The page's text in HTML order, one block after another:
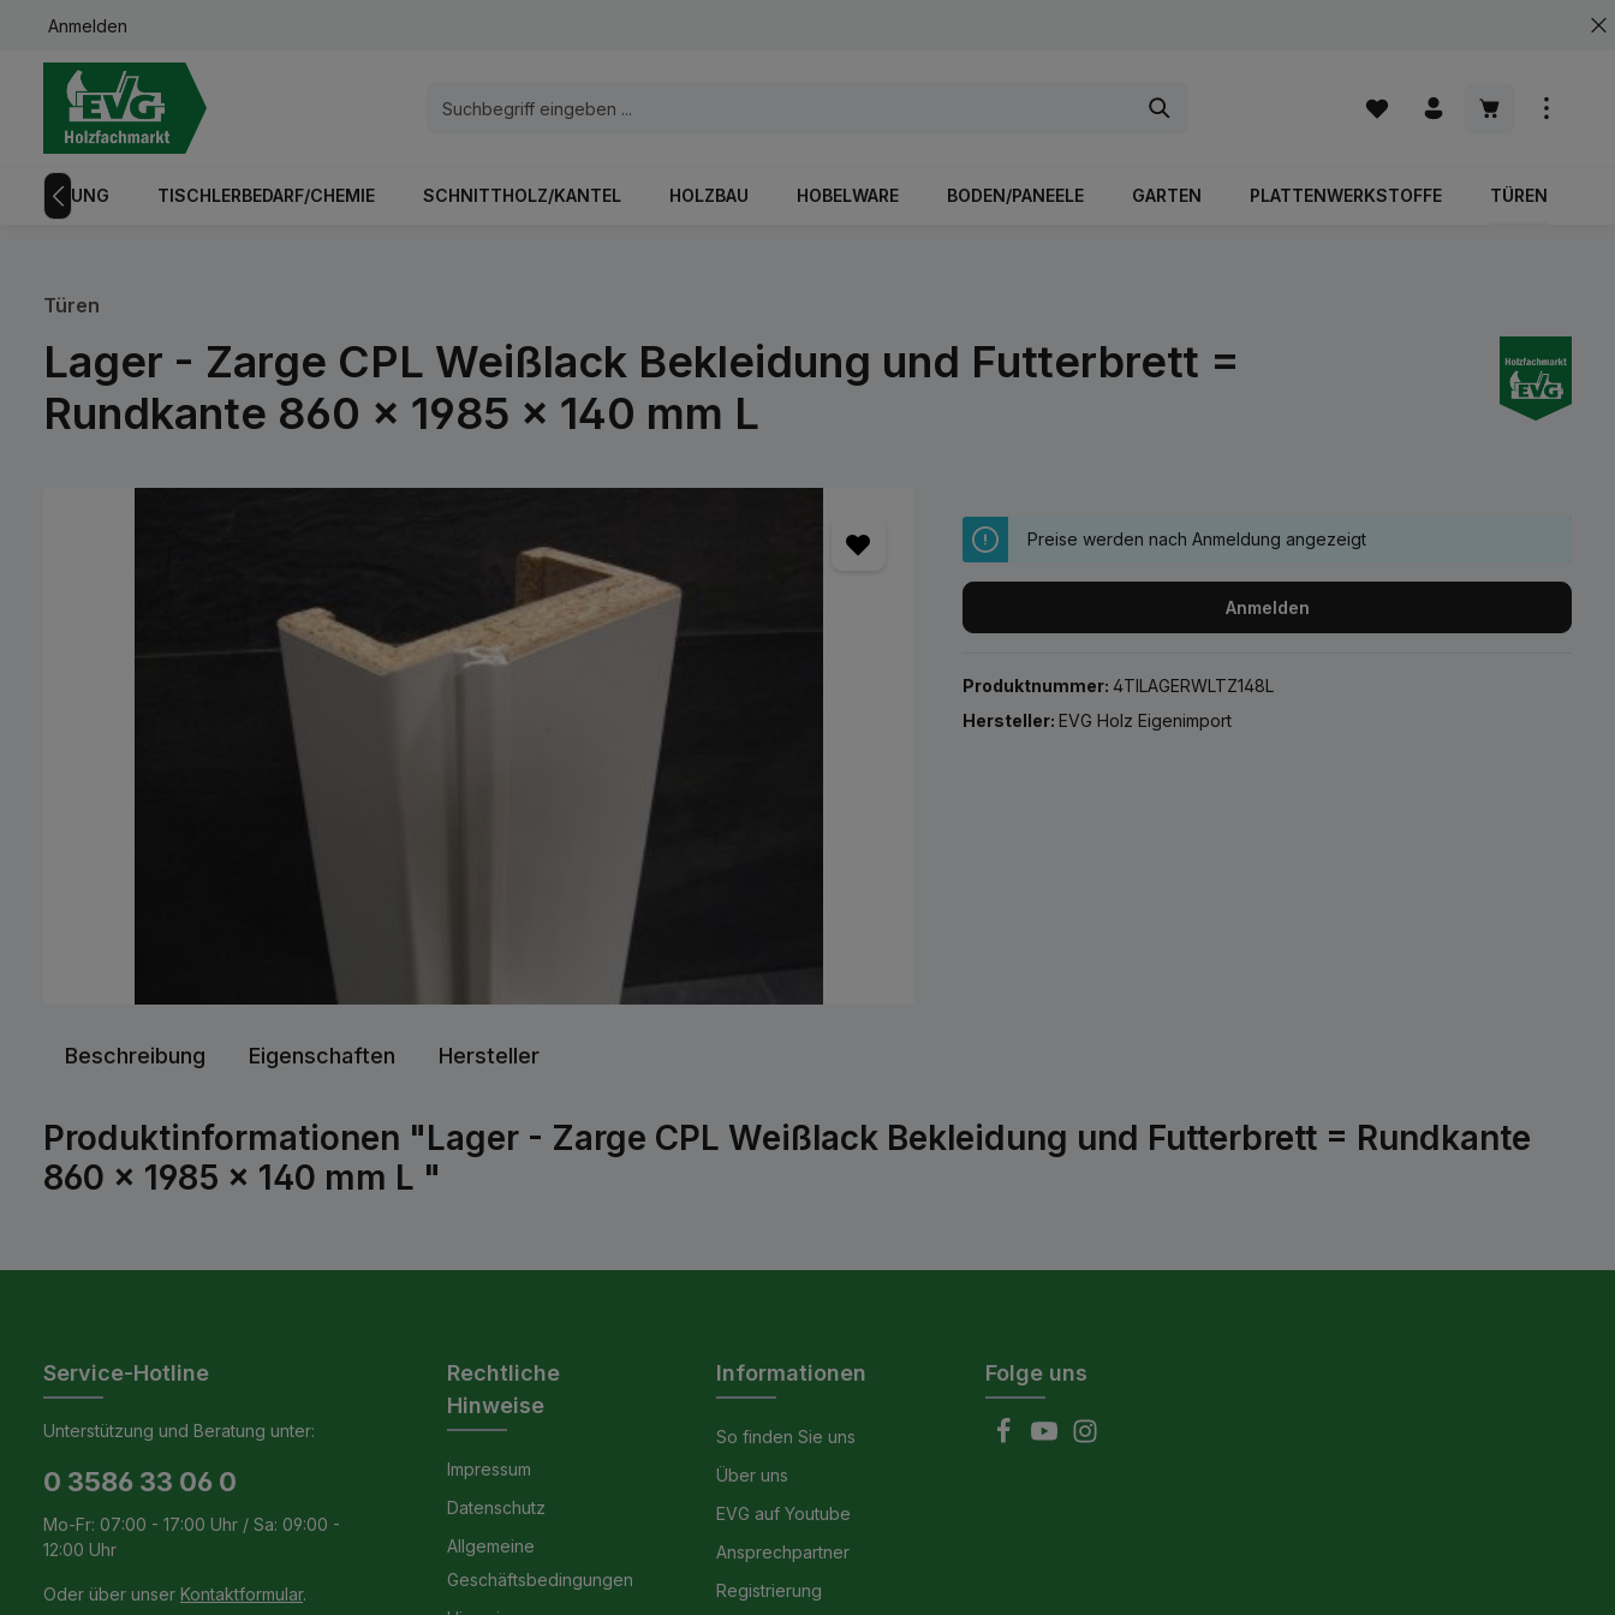
Zur Hauptnavigation springen
Anmelden
Warenkorb
TISCHLERBEDARF/CHEMIE SCHNITTHOLZ/KANTEL HOLZBAU HOBELWARE BODEN/PANEELE GARTEN PLATTENWERKSTOFFE TÜREN
Türen
Lager - Zarge CPL Weißlack Bekleidung und Futterbrett =
Rundkante 860 x 1985 x 140 mm L
Preise werden nach Anmeldung angezeigt
Anmelden
Produktnummer:4TILAGERWLTZ148L
Hersteller:EVG Holz Eigenimport
Beschreibung Eigenschaften Hersteller
Produktinformationen "Lager - Zarge CPL Weißlack Bekleidung und Futterbrett = Rundkante
860 x 1985 x 140 mm L "
Service-Hotline
Unterstützung und Beratung unter:
0 3586 33 06 0
Mo-Fr: 07:00 - 17:00 Uhr / Sa: 09:00 -
12:00 Uhr
Oder über unser Kontaktformular.
Rechtliche
Hinweise
Impressum
Datenschutz
Allgemeine
Geschäftsbedingungen
Informationen
So finden Sie uns
Über uns
EVG auf Youtube
Ansprechpartner
Registrierung
Folge uns